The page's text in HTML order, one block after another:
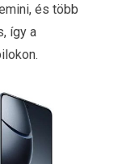
és több
így a